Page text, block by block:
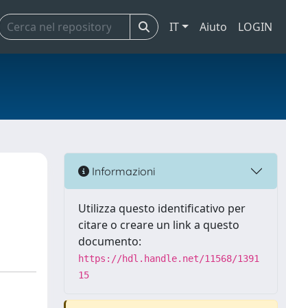
IT Aiuto LOGIN
Informazioni
Utilizza questo identificativo per
citare o creare un link a questo
documento:
https://hdl.handle.net/11568/1391
15